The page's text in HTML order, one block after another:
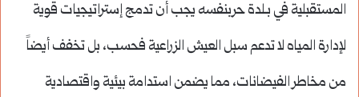
المستقبلية في بـلدة حربنفسه يجب أن تدمج إستراتيجيات قوية
لإدارة المياه لا تدعم سبل العيش الزراعية فحسب، بل تخفف أيضاً
من مخاطر الفيضانات، مما يضمن استدامة بيئية واقتصادية